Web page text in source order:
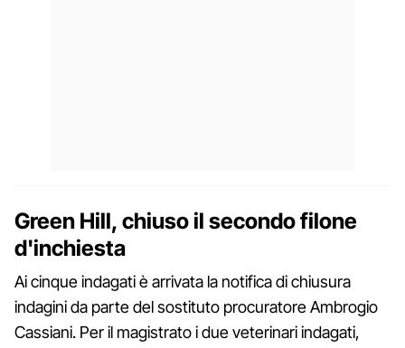
Green Hill, chiuso il secondo filone
d'inchiesta
Ai cinque indagati è arrivata la notifica di chiusura
indagini da parte del sostituto procuratore Ambrogio
Cassiani. Per il magistrato i due veterinari indagati,